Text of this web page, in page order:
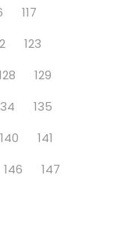
117
123
129
135
140
141
146
147